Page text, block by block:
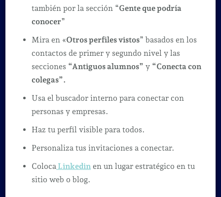
también por la sección “Gente que podría
conocer”
Mira en «Otros perfiles vistos” basados en los
contactos de primer y segundo nivel y las
secciones “Antiguos alumnos” y “Conecta con
colegas”.
Usa el buscador interno para conectar con
personas y empresas.
Haz tu perfil visible para todos.
Personaliza tus invitaciones a conectar.
Coloca Linkedin en un lugar estratégico en tu
sitio web o blog.